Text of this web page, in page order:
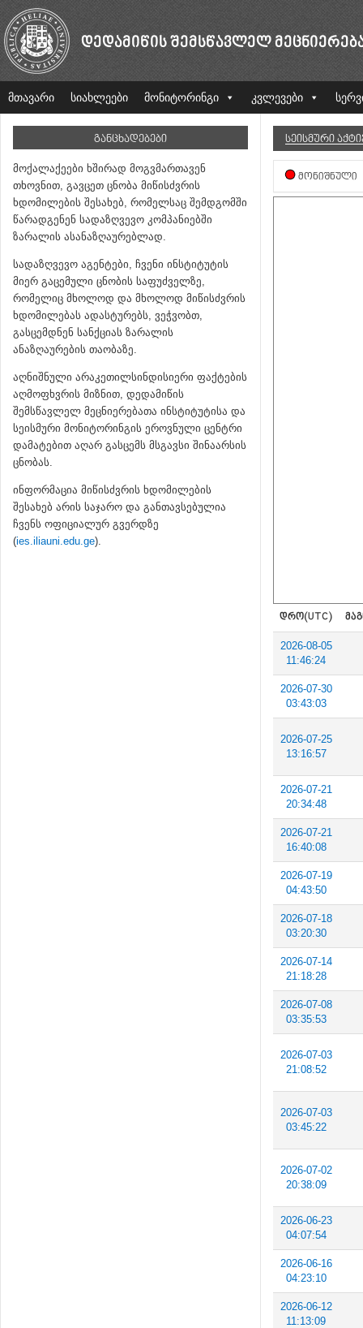
ᲓᲔᲓᲐᲛᲘᲬᲘᲡ ᲨᲔᲛᲡᲬᲐᲕᲚᲔᲚ
მთავარი სიახლეები მონიტორინგი კვლევები
ᲒᲐᲜᲪᲮᲐᲓᲔᲑᲔᲑᲘ
მოქალაქეები ხშირად მოგვმართავენ
თხოვნით, გავცეთ ცნობა მიწისძვრის
ხდომილების შესახებ, რომელსაც შემდგომში
წარადგენენ სადაზღვევო კომპანიებში
ზარალის ასანაზღაურებლად.
სადაზღვევო აგენტები, ჩვენი ინსტიტუტის
მიერ გაცემული ცნობის საფუძველზე,
რომელიც მხოლოდ და მხოლოდ მიწისძვრის
ხდომილებას ადასტურებს, ვეჭვობთ,
გასცემდნენ სანქციას ზარალის
ანაზღაურების თაობაზე.
აღნიშნული არაკეთილსინდისიერი ფაქტების
აღმოფხვრის მიზნით, დედამიწის
შემსწავლელ მეცნიერებათა ინსტიტუტისა და
სეისმური მონიტორინგის ეროვნული ცენტრი
დამატებით აღარ გასცემს მსგავსი შინაარსის
ცნობას.
ინფორმაცია მიწისძვრის ხდომილების
შესახებ არის საჯარო და განთავსებულია
ჩვენს ოფიციალურ გვერდზე
(ies.iliauni.edu.ge).
ᲡᲔᲘᲡᲛᲣᲠᲘ
ᲛᲝᲜᲘᲨᲜᲣᲚᲘ
ᲓᲠᲝ(UTC)
2026-08-05
11:46:24
2026-07-30
03:43:03
2026-07-25
13:16:57
2026-07-21
20:34:48
2026-07-21
16:40:08
2026-07-19
04:43:50
2026-07-18
03:20:30
2026-07-14
21:18:28
2026-07-08
03:35:53
2026-07-03
21:08:52
2026-07-03
03:45:22
2026-07-02
20:38:09
2026-06-23
04:07:54
2026-06-16
04:23:10
2026-06-12
11:13:09